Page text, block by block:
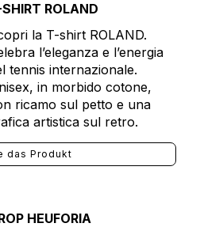
ROLAND
la T-shirt ROLAND.
l’eleganza e l’energia
tennis internazionale.
in morbido cotone,
ricamo sul petto e una
artistica sul retro.
das Produkt
HEUFORIA